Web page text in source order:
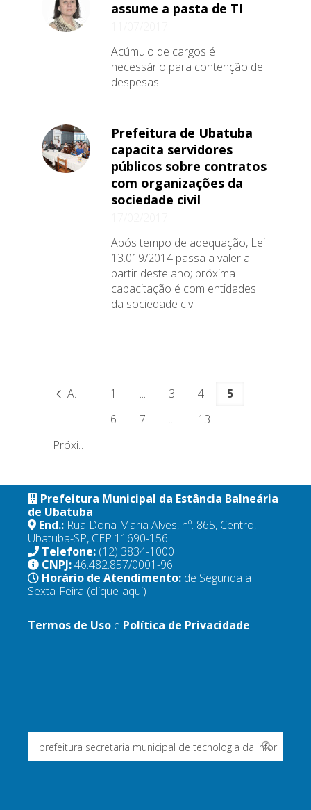
assume a pasta de TI
Acúmulo de cargos é
necessário para contenção de
despesas
Prefeitura de Ubatuba
capacita servidores
públicos sobre contratos
com organizações da
sociedade civil
Após tempo de adequação, Lei
13.019/2014 passa a valer a
partir deste ano; próxima
capacitação é com entidades
da sociedade civil
Anterior 1 ... 3 4
5
6
7 ...
13
Próximo
Prefeitura Municipal da Estância Balneária
de Ubatuba
End.: Rua Dona Maria Alves, nº. 865, Centro,
Ubatuba-SP, CEP 11690-156
Telefone: (12) 3834-1000
CNPJ:46.482.857/0001-96
Horário de Atendimento: de Segunda a
Sexta-Feira (clique-aqui)
Termos de Uso e Política de Privacidade